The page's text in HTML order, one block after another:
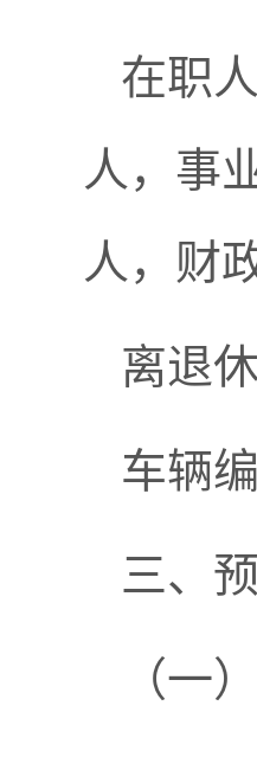
在职
人，事
人，财
离退
车辆
三、
（一